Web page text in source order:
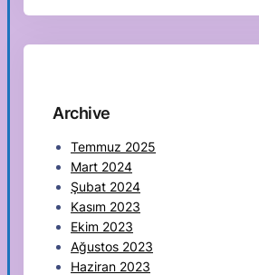
c
Archive
Temmuz 2025
Mart 2024
Şubat 2024
Kasım 2023
Ekim 2023
Ağustos 2023
Haziran 2023